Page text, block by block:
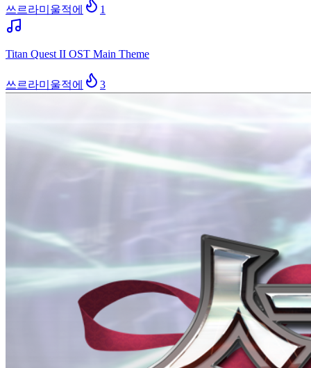
쓰르라미울적에 1
Titan Quest II OST Main Theme
쓰르라미울적에 3